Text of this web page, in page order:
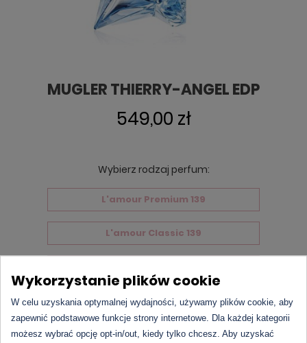
MUGLER THIERRY-ANGEL EDP
549,00 zł
Wybierz rodzaj perfum:
L'amour Premium 139
L'amour Classic 139
Produkt chwilowo niedostępny.
Wykorzystanie plików cookie
W celu uzyskania optymalnej wydajności, używamy plików cookie, aby
zapewnić podstawowe funkcje strony internetowe. Dla każdej kategorii
możesz wybrać opcję opt-in/out, kiedy tylko chcesz. Aby uzyskać